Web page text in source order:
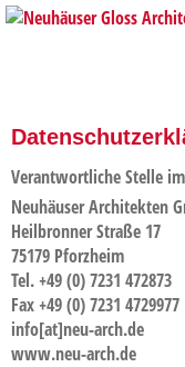
Verantwortliche Stelle
Neuhäuser Architekten
Heilbronner Straße 17
75179 Pforzheim
Tel. +49 (0) 7231 472873
Fax +49 (0) 7231 4729977
info[at]neu-arch.de
www.neu-arch.de